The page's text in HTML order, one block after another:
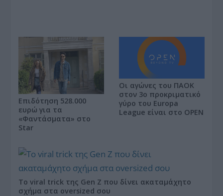
Επιδότηση 528.000
ευρώ για τα
«Φαντάσματα» στο
Star
Οι αγώνες του ΠΑΟΚ
στον 3ο προκριματικό
γύρο του Europa
League είναι στο OPEN
Το viral trick της Gen Z που δίνει ακαταμάχητο
σχήμα στα oversized σου